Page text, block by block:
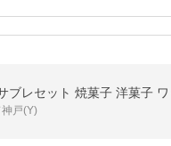
ブレセット 焼菓子 洋菓子
戸(Y)